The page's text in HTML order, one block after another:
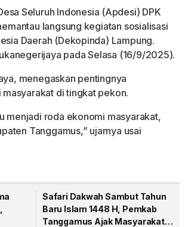
Seluruh Indonesia (Apdesi) DPK
langsung kegiatan sosialisasi
Daerah (Dekopinda) Lampung.
pada Selasa (16/9/2025).
menegaskan pentingnya
di tingkat pekon.
menjadi roda ekonomi masyarakat,
Tanggamus,” ujarnya usai
Safari Dakwah Sambut Tahun
Baru Islam 1448 H, Pemkab
Tanggamus Ajak Masyarakat